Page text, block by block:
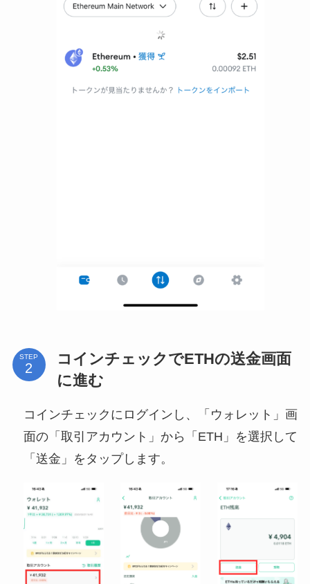
STEP
コインチェックでETHの送金画面
に進む
コインチェックにログインし、「ウォレット」画
面の「取引アカウント」から「ETH」を選択して
「送金」をタップします。